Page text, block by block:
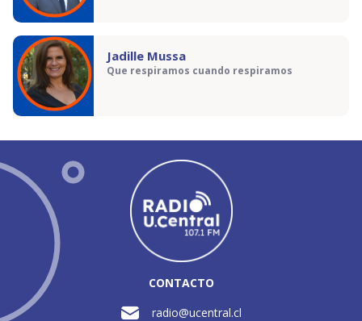
Jadille Mussa
Que respiramos cuando respiramos
CONTACTO
radio@ucentral.cl